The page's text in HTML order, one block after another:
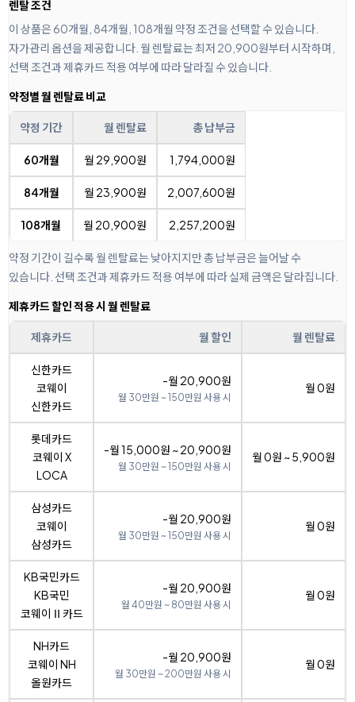
렌탈 조건
이 상품은 60개월, 84개월, 108개월 약정 조건을 선택할 수 있습니다.
자가관리 옵션을 제공합니다. 월 렌탈료는 최저 20,900원부터 시작하며,
선택 조건과 제휴카드 적용 여부에 따라 달라질 수 있습니다.
약정별 월 렌탈료 비교
약정 기간 월 렌탈료 총 납부금
60개월 월 29,900원 1,794,000원
84개월 월 23,900원 2,007,600원
108개월 월 20,900원 2,257,200원
약정 기간이 길수록 월 렌탈료는 낮아지지만 총 납부금은 늘어날 수
있습니다. 선택 조건과 제휴카드 적용 여부에 따라 실제 금액은 달라집니다.
제휴카드 할인 적용 시 월 렌탈료
제휴카드 월 할인 월 렌탈료
신한카드
코웨이
신한카드
-월 20,900원
월 30만원 ~ 150만원 사용 시
월 0원
롯데카드
코웨이 X
LOCA
-월 15,000원 ~ 20,900원
월 30만원 ~ 150만원 사용 시
월 0원 ~ 5,900원
삼성카드
코웨이
삼성카드
-월 20,900원
월 30만원 ~ 150만원 사용 시
월 0원
KB국민카드
KB국민
코웨이Ⅱ카드
-월 20,900원
월 40만원 ~ 80만원 사용 시
월 0원
NH카드
코웨이 NH
올원카드
-월 20,900원
월 30만원 ~ 200만원 사용 시
월 0원